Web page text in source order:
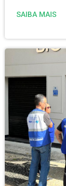
SAIBA MAIS